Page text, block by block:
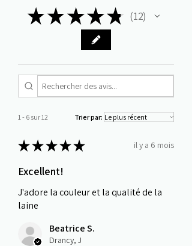
★ ★★★★ 12
12
1 - 6 sur 12 Trier par:
★★★★★ il y a 6 mois
Excellent!
J'adore la couleur et la qualité de la
laine
Beatrice S.
Drancy, J